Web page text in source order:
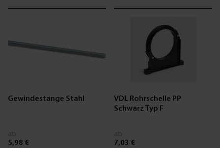
Gewindestange Stahl
5,98 €
VDL Rohrschelle PP
Schwarz Typ F
7,03 €